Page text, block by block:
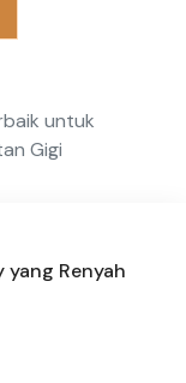
untuk
Gigi
yang Renyah